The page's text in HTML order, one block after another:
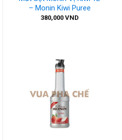
– Monin Kiwi Puree
380,000 VND